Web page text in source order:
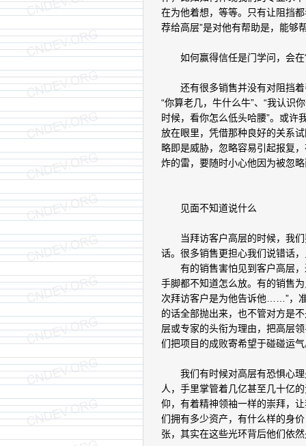
在为他着想，等等。只有让阻挡
荐给高层”是对他有帮助是，能够
如何赢得信任是门学问，会在“
还有很多销售并没有对阻挡着
“你算老几，牛什么牛”、“我认识
时候，看你怎么低头哈腰”。或许
放在眼里，凭借那种良好的关系
略即是威胁，忽略容易引起报复
炸的雷，要随时小心他因为被忽
见面不知道说什么
当拜访客户高层的时候，我们
话。很多销售更担心我们说错话
有的销售害怕见到客户高层，
手脚都不知道怎么放。有的销售
次拜访客户是为他告诉他……”，
的话全部抛出来，也不管对方是
层或专家的头衔为理由，把高层
们把项目的成败寄希望于碰碰运
我们有时候对高层有恐惧心理
人，手里掌管着几亿甚至几十亿
仰，有着精神领袖一样的崇拜，
们拥有多少资产，有什么样的身
张，其实在这些光环背后他们依